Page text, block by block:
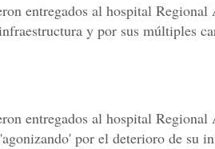
entregados al hospital
y por sus múltiples
entregados al hospital
por el deterioro de su